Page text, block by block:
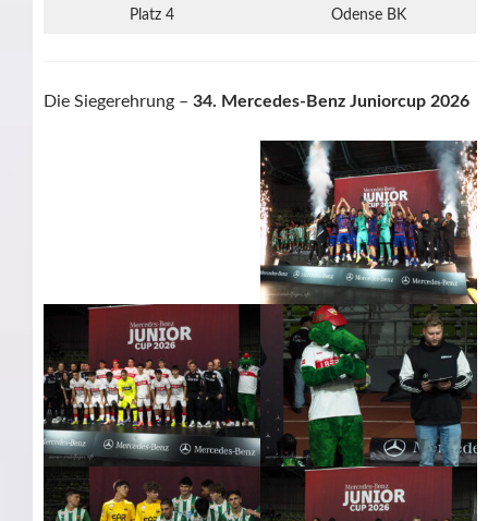
Platz 4 Odense BK
Die Siegerehrung – 34. Mercedes-Benz Juniorcup 2026